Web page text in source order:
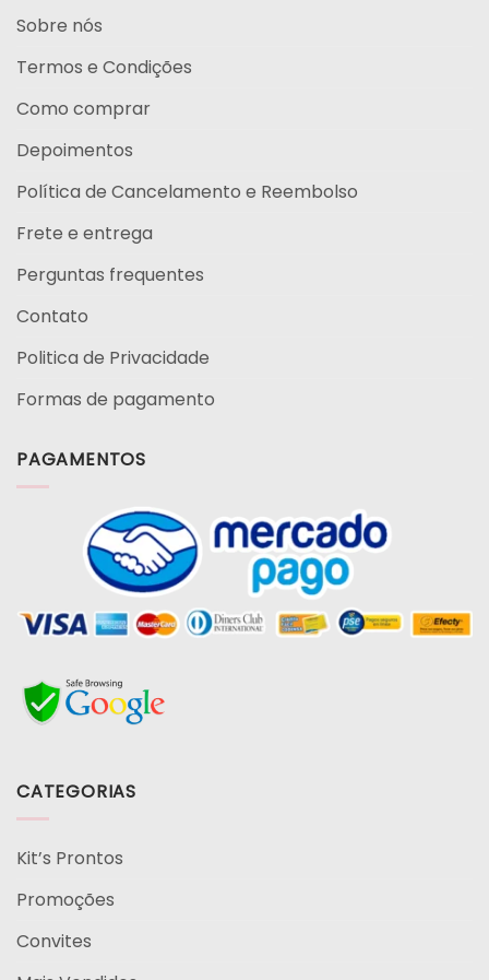
Sobre nós
Termos e Condições
Como comprar
Depoimentos
Política de Cancelamento e Reembolso
Frete e entrega
Perguntas frequentes
Contato
Politica de Privacidade
Formas de pagamento
PAGAMENTOS
CATEGORIAS
Kit’s Prontos
Promoções
Convites